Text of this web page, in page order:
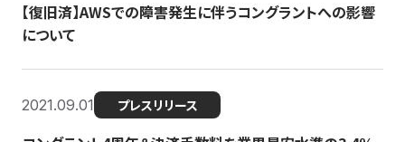
【復旧済】AWSでの障害発生に伴うコングラントへの影響
について
2021.09.01 プレスリリース